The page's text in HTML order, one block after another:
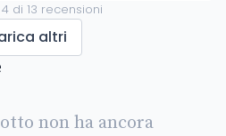
4 di 13 recensioni
altri
non ha ancora